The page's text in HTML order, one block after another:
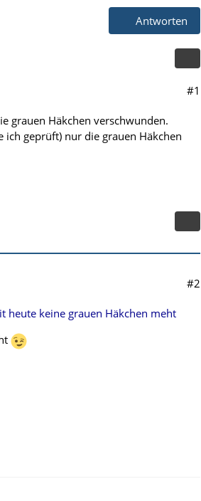
Antworten
#1
grauen Häkchen verschwunden.
ich geprüft) nur die grauen Häkchen
#2
heute keine grauen Häkchen meht